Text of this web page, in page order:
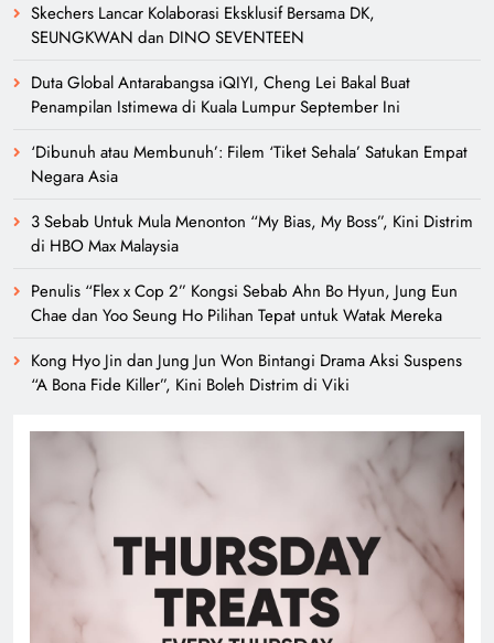
Skechers Lancar Kolaborasi Eksklusif Bersama DK,
SEUNGKWAN dan DINO SEVENTEEN
Duta Global Antarabangsa iQIYI, Cheng Lei Bakal Buat
Penampilan Istimewa di Kuala Lumpur September Ini
‘Dibunuh atau Membunuh’: Filem ‘Tiket Sehala’ Satukan Empat
Negara Asia
3 Sebab Untuk Mula Menonton “My Bias, My Boss”, Kini Distrim
di HBO Max Malaysia
Penulis “Flex x Cop 2” Kongsi Sebab Ahn Bo Hyun, Jung Eun
Chae dan Yoo Seung Ho Pilihan Tepat untuk Watak Mereka
Kong Hyo Jin dan Jung Jun Won Bintangi Drama Aksi Suspens
“A Bona Fide Killer”, Kini Boleh Distrim di Viki